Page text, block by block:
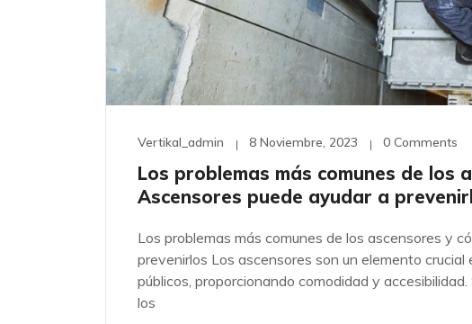
Vertikal_admin 8 Noviembre, 2023 0 Comments
Los problemas más comunes de los
Ascensores puede ayudar a
Los problemas más comunes de los ascensores y
prevenirlos Los ascensores son un elemento
públicos, proporcionando comodidad y accesibilidad.
los